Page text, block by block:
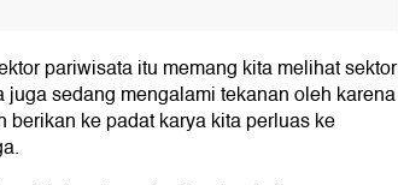
pariwisata itu memang kita melihat sektor
juga sedang mengalami tekanan oleh karena
berikan ke padat karya kita perluas ke